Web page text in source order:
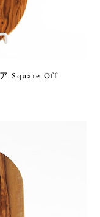
Square Off